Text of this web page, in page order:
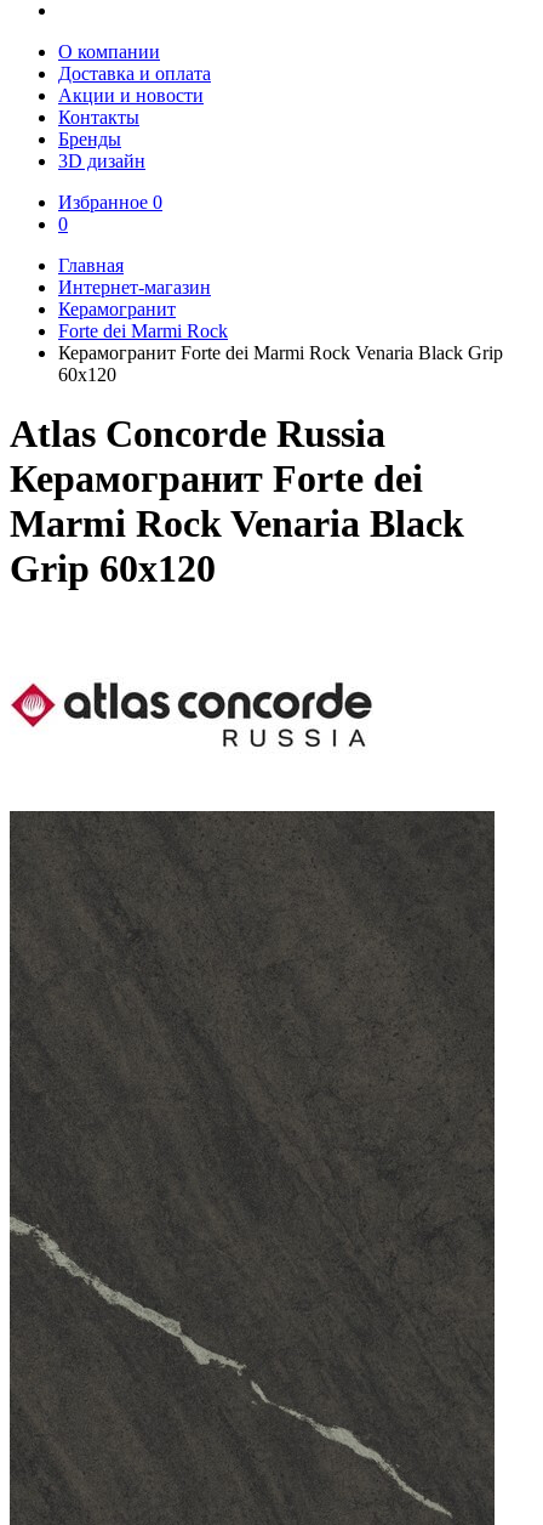
О компании
Доставка и оплата
Акции и новости
Контакты
Бренды
3D дизайн
Избранное 0
0
Главная
Интернет-магазин
Керамогранит
Forte dei Marmi Rock
Керамогранит Forte dei Marmi Rock Venaria Black Grip
60x120
Atlas Concorde Russia
Керамогранит Forte dei
Marmi Rock Venaria Black
Grip 60x120